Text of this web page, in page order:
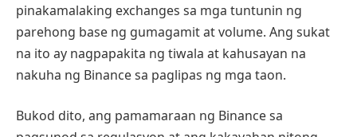
pinakamalaking exchanges sa mga tuntunin ng
parehong base ng gumagamit at volume. Ang sukat
na ito ay nagpapakita ng tiwala at kahusayan na
nakuha ng Binance sa paglipas ng mga taon.
Bukod dito, ang pamamaraan ng Binance sa